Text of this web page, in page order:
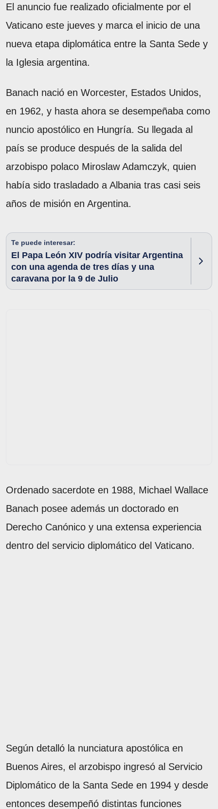
El anuncio fue realizado oficialmente por el
Vaticano este jueves y marca el inicio de una
nueva etapa diplomática entre la Santa Sede y
la Iglesia argentina.
Banach nació en Worcester, Estados Unidos,
en 1962, y hasta ahora se desempeñaba como
nuncio apostólico en Hungría. Su llegada al
país se produce después de la salida del
arzobispo polaco Miroslaw Adamczyk, quien
había sido trasladado a Albania tras casi seis
años de misión en Argentina.
Te puede interesar:
El Papa León XIV podría visitar Argentina
con una agenda de tres días y una
caravana por la 9 de Julio
Ordenado sacerdote en 1988, Michael Wallace
Banach posee además un doctorado en
Derecho Canónico y una extensa experiencia
dentro del servicio diplomático del Vaticano.
Según detalló la nunciatura apostólica en
Buenos Aires, el arzobispo ingresó al Servicio
Diplomático de la Santa Sede en 1994 y desde
entonces desempeñó distintas funciones